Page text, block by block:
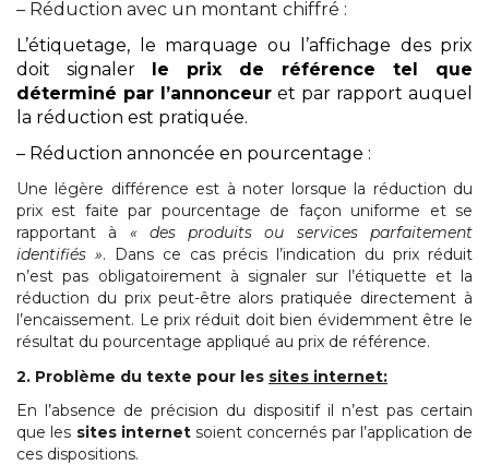
– Réduction avec un montant chiffré :
L’étiquetage, le marquage ou l’affichage des prix
doit signaler le prix de référence tel que
déterminé par l’annonceur et par rapport auquel
la réduction est pratiquée.
– Réduction annoncée en pourcentage :
Une légère différence est à noter lorsque la réduction du
prix est faite par pourcentage de façon uniforme et se
rapportant à « des produits ou services parfaitement
identifiés ». Dans ce cas précis l’indication du prix réduit
n’est pas obligatoirement à signaler sur l’étiquette et la
réduction du prix peut-être alors pratiquée directement à
l’encaissement. Le prix réduit doit bien évidemment être le
résultat du pourcentage appliqué au prix de référence.
2. Problème du texte pour les sites internet:
En l’absence de précision du dispositif il n’est pas certain
que les sites internetsoient concernés par l’application de
ces dispositions.